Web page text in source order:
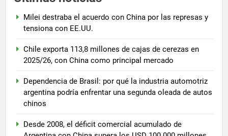
Milei destraba el acuerdo con China por las represas y
tensiona con EE.UU.
Chile exporta 113,8 millones de cajas de cerezas en
2025/26, con China como principal mercado
Dependencia de Brasil: por qué la industria automotriz
argentina podría enfrentar una segunda oleada de autos
chinos
Desde 2008, el déficit comercial acumulado de